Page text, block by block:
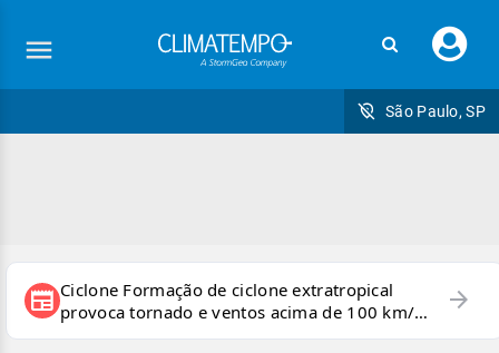
seu
São Paulo, SP
newspaper Ciclone Formação de ciclone extratropical
provoca tornado e ventos acima de 100 km/h
no RS
arrow_forward